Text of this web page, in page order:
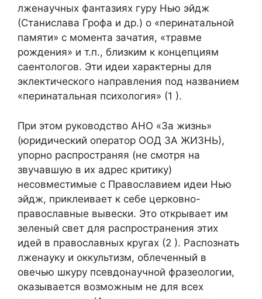
лженаучных фантазиях гуру Нью эйдж
(Станислава Грофа и др.) о «перинатальной
памяти» с момента зачатия, «травме
рождения» и т.п., близким к концепциям
саентологов. Эти идеи характерны для
эклектического направления под названием
«перинатальная психология» (1 ).
При этом руководство АНО «За жизнь»
(юридический оператор ООД ЗА ЖИЗНЬ),
упорно распространяя (не смотря на
звучавшую в их адрес критику)
несовместимые с Православием идеи Нью
эйдж, приклеивает к себе церковно-
православные вывески. Это открывает им
зеленый свет для распространения этих
идей в православных кругах (2 ). Распознать
лженауку и оккультизм, облеченный в
овечью шкуру псевдонаучной фразеологии,
оказывается возможным не для всех